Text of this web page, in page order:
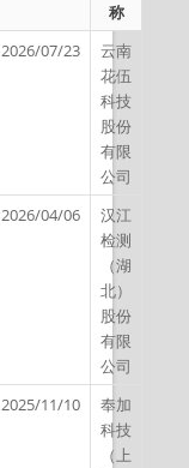
称
2026/07/23
云南
花伍
科技
股份
有限
公司
2026/04/06
汉江
检测
（湖
北）
股份
有限
公司
2025/11/10
奉加
科技
（上